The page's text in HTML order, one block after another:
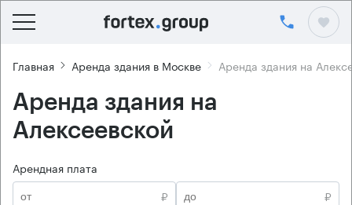
Главная Аренда здания в Москве Аренда здания на
Аренда здания на
Алексеевской
Арендная плата
₽
₽